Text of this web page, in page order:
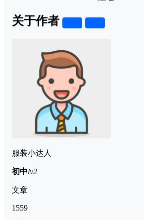
关于作者
服装小达人
初中lv2
文章
1559